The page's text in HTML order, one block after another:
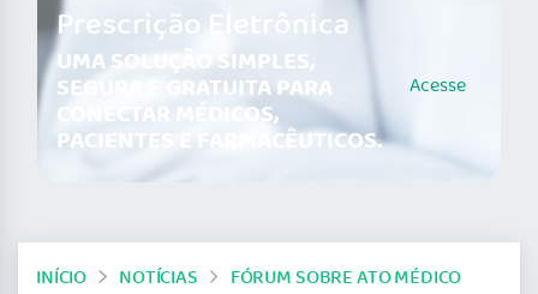
Prescrição Eletrônica
UMA SOLUÇÃO SIMPLES,
SEGURA E GRATUITA PARA
CONECTAR MÉDICOS,
PACIENTES E FARMACÊUTICOS.
Acesse
INÍCIO NOTÍCIAS
FÓRUM SOBRE ATO MÉDICO